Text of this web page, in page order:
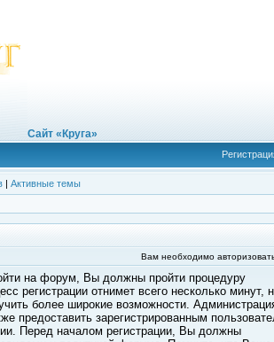
Сайт «Круга»
| Активные темы
Вам необходимо
на форум, Вы должны пройти процедуру
регистрации отнимет всего несколько минут,
более широкие возможности.
предоставить зарегистрированным
Перед началом регистрации, Вы должны